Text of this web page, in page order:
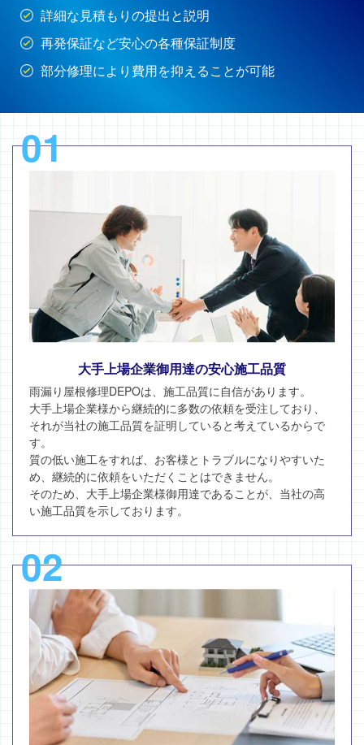
詳細な見積もりの提出と説明
再発保証など安心の各種保証制度
部分修理により費用を抑えることが可能
01
大手上場企業御用達の安心施工品質
雨漏り屋根修理DEPOは、施工品質に自信があります。
大手上場企業様から継続的に多数の依頼を受注しており、
それが当社の施工品質を証明していると考えているからで
す。
質の低い施工をすれば、お客様とトラブルになりやすいた
め、継続的に依頼をいただくことはできません。
そのため、大手上場企業様御用達であることが、当社の高
い施工品質を示しております。
02